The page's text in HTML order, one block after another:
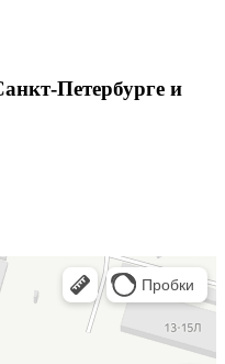
Петербурге и